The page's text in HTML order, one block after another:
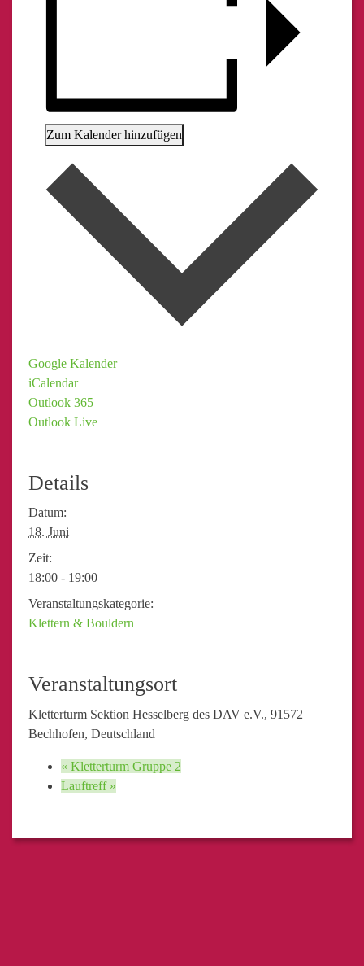
Zum Kalender hinzufügen
Google Kalender
iCalendar
Outlook 365
Outlook Live
Details
Datum:
18. Juni
Zeit:
18:00 - 19:00
Veranstaltungskategorie:
Klettern & Bouldern
Veranstaltungsort
Kletterturm Sektion Hesselberg des DAV e.V., 91572
Bechhofen, Deutschland
« Kletterturm Gruppe 2
Lauftreff »